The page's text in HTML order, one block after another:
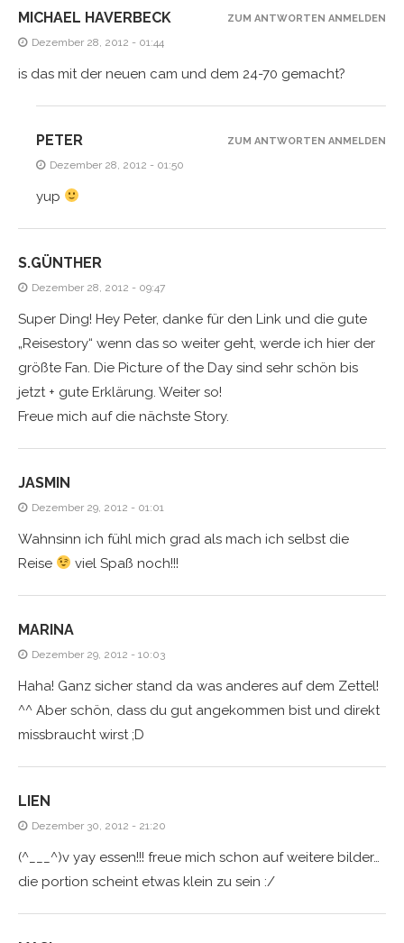
MICHAEL HAVERBECK
Dezember 28, 2012 - 01:44
is das mit der neuen cam und dem 24-70 gemacht?
ZUM ANTWORTEN ANMELDEN
PETER
Dezember 28, 2012 - 01:50
yup
ZUM ANTWORTEN ANMELDEN
S.GÜNTHER
Dezember 28, 2012 - 09:47
Super Ding! Hey Peter, danke für den Link und die gute
„Reisestory“ wenn das so weiter geht, werde ich hier der
größte Fan. Die Picture of the Day sind sehr schön bis
jetzt + gute Erklärung. Weiter so!
Freue mich auf die nächste Story.
JASMIN
Dezember 29, 2012 - 01:01
Wahnsinn ich fühl mich grad als mach ich selbst die
Reise
viel Spaß noch!!!
MARINA
Dezember 29, 2012 - 10:03
Haha! Ganz sicher stand da was anderes auf dem Zettel!
^^ Aber schön, dass du gut angekommen bist und direkt
missbraucht wirst ;D
LIEN
Dezember 30, 2012 - 21:20
(^___^)v yay essen!!! freue mich schon auf weitere bilder…
die portion scheint etwas klein zu sein :/